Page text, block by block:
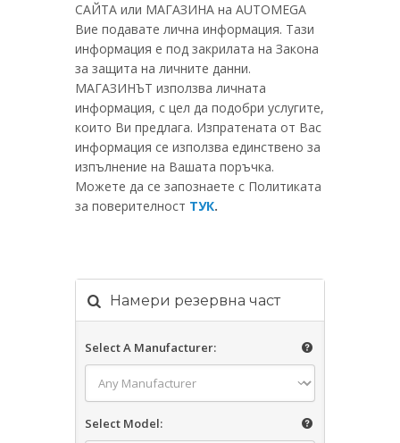
САЙТА или МАГАЗИНА на AUTOMEGA
Вие подавате лична информация. Тази
информация е под закрилата нa Закона
за защита на личните данни.
МАГАЗИНЪТ използва личната
информация, с цел да подобри услугите,
които Ви предлага. Изпратената от Вас
информация се използва единствено за
изпълнение на Вашата поръчка.
Можете да се запознаете с Политиката
за поверителност ТУК.
Намери резервна част
Select A Manufacturer:
Select Model: